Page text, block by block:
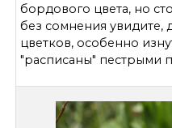
бордового цвета, но
без сомнения увидите,
цветков, особенно
"расписаны" пестрыми